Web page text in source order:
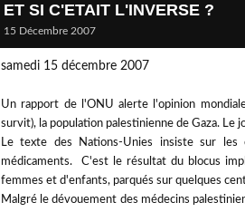
ET SI C'ETAIT L'INVERSE ?
15 Décembre 2007
samedi 15 décembre 2007
Un rapport de l'ONU alerte l'opinion
survit), la population palestinienne de Gaza. Le
Le texte des Nations-Unies insiste sur les
médicaments. C'est le résultat du blocus
femmes et d'enfants, parqués sur quelques
Malgré le dévouement des médecins